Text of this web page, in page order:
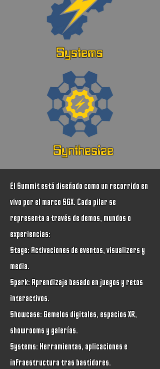
Systems
Synthesize
El Summit está diseñado como un recorrido en
vivo por el marco SGX. Cada pilar se
representa a través de demos, mundos o
experiencias:
Stage: Activaciones de eventos, visualizers y
media.
Spark: Aprendizaje basado en juegos y retos
interactivos.
Showcase: Gemelos digitales, espacios XR,
showrooms y galerías.
Systems: Herramientas, aplicaciones e
infraestructura tras bastidores.